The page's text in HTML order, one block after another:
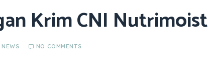
Krim CNI Nutrimoist
NEWS NO COMMENTS